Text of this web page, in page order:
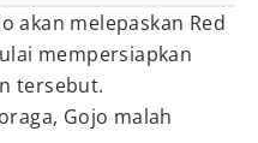
akan melepaskan Red
mempersiapkan
tersebut.
Gojo malah